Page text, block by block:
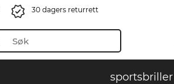
30 dagers returrett
sportsbriller